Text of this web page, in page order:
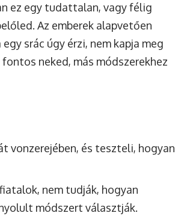
ez egy tudattalan, vagy félig
Az emberek alapvetően
srác úgy érzi, nem kapja meg
neked, más módszerekhez
vonzerejében, és teszteli, hogyan
nem tudják, hogyan
módszert választják.